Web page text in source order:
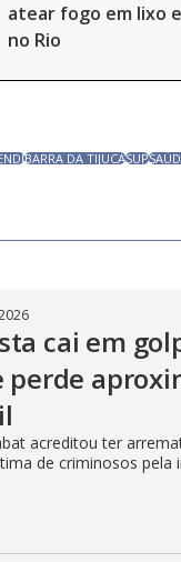
atear fogo em lixo
no Rio
BARRA DA TIJUCASUP
cai em
perde
acreditou ter
de criminosos pela